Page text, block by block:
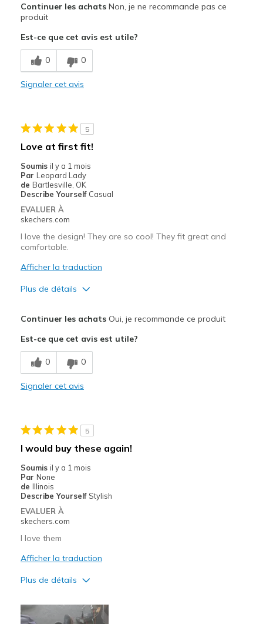
Continuer les achatsNon, je ne recommande pas ce
produit
Est-ce que cet avis est utile?
0 0
Signaler cet avis
5
Love at first fit!
Soumis il y a 1 mois
Par Leopard Lady
de Bartlesville, OK
Describe Yourself Casual
EVALUER À
skechers.com
I love the design! They are so cool! They fit great and
comfortable.
Afficher la traduction
Plus de détails
Comfortable
Stylish
Travel
Width
Sizing
View On Shoes
I'm Really Into Shoes
Continuer les achatsOui, je recommande ce produit
Est-ce que cet avis est utile?
0 0
Signaler cet avis
5
I would buy these again!
Soumis il y a 1 mois
Par None
de Illinois
Describe Yourself Stylish
EVALUER À
skechers.com
I love them
Afficher la traduction
Plus de détails
Attractive Design